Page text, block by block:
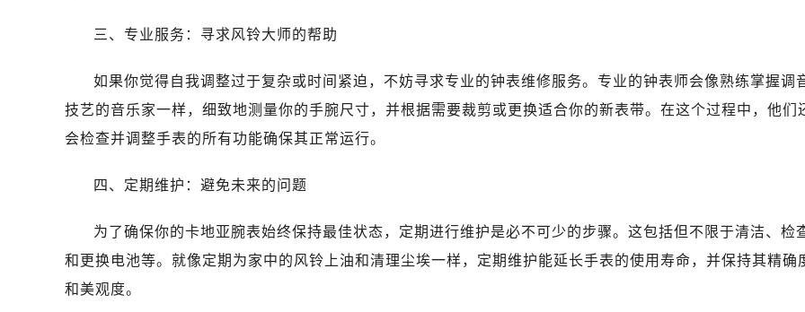
三、专业服务：寻求风铃大师的帮助
如果你觉得自我调整过于复杂或时间紧迫，不妨寻求专业的钟表维修服务。专业的钟表师会像熟练掌握调
技艺的音乐家一样，细致地测量你的手腕尺寸，并根据需要裁剪或更换适合你的新表带。在这个过程中，他们
会检查并调整手表的所有功能确保其正常运行。
四、定期维护：避免未来的问题
为了确保你的卡地亚腕表始终保持最佳状态，定期进行维护是必不可少的步骤。这包括但不限于清洁、检
和更换电池等。就像定期为家中的风铃上油和清理尘埃一样，定期维护能延长手表的使用寿命，并保持其精确
和美观度。